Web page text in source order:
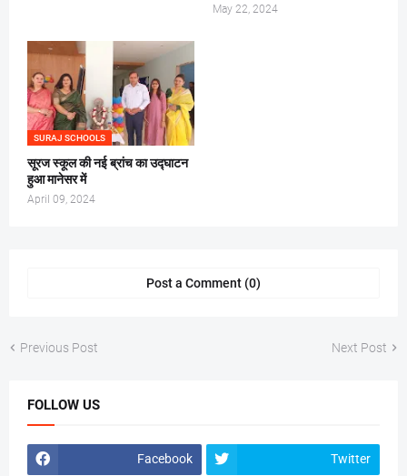
May 22, 2024
SURAJ SCHOOLS
सूरज स्कूल की नई ब्रांच का उद्घाटन
हुआ मानेसर में
April 09, 2024
Post a Comment (0)
Previous Post Next Post
FOLLOW US
Facebook Twitter